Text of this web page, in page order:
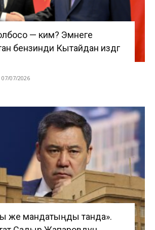
— ким? Эмнеге
бензинди Кытайдан издөөгө
07/07/2026
же мандатыңды танда».